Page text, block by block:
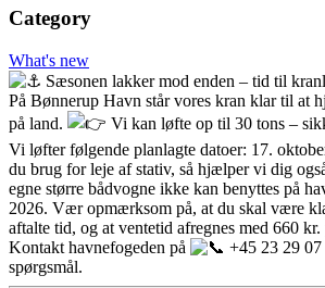
Category
What's new
Sæsonen lakker mod enden – tid til
På Bønnerup Havn står vores kran klar til at
på land.
Vi kan løfte op til 30 tons –
Vi løfter følgende planlagte datoer: 17.
du brug for leje af stativ, så hjælper vi dig
egne større bådvogne ikke kan benyttes på
2026. Vær opmærksom på, at du skal være
aftalte tid, og at ventetid afregnes med 660 kr.
Kontakt havnefogeden på
+45 23 29
spørgsmål.